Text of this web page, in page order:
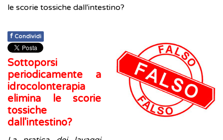
le scorie tossiche dall'intestino?
f Condividi
Sottoporsi
periodicamente a
idrocolonterapia
elimina le scorie
tossiche
dall'intestino?